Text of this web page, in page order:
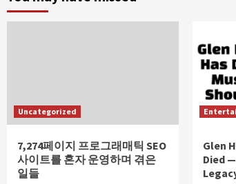
Uncategorized
7,274페이지 프로그래매틱 SEO
사이트를 혼자 운영하며 겪은
일들
Glen
Died